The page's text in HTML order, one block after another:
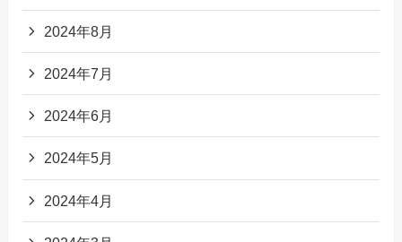
2024年8月
2024年7月
2024年6月
2024年5月
2024年4月